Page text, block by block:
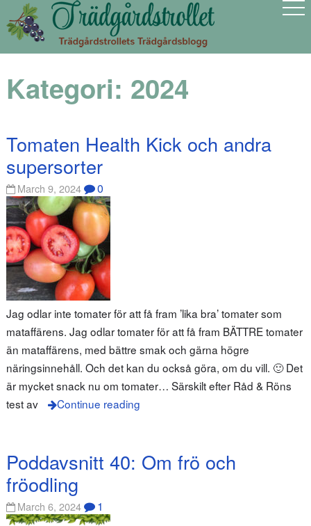
Kategori: 2024
Tomaten Health Kick och andra
supersorter
March 9, 2024 0
Jag odlar inte tomater för att få fram ’lika bra’ tomater som
mataffärens. Jag odlar tomater för att få fram BÄTTRE tomater
än mataffärens, med bättre smak och gärna högre
näringsinnehåll. Och det kan du också göra, om du vill. 🙂 Det
är mycket snack nu om tomater… Särskilt efter Råd & Röns
test av
Continue reading
Poddavsnitt 40: Om frö och
fröodling
March 6, 2024 1